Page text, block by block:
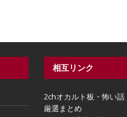
相互リンク
2chオカルト板・怖い
厳選まとめ